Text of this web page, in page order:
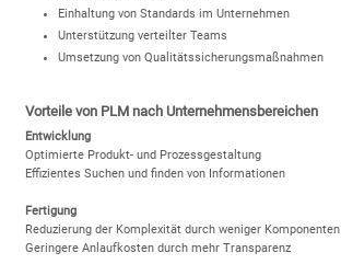
Einhaltung von Standards im Unternehmen
Unterstützung verteilter Teams
Umsetzung von Qualitätssicherungsmaßnahmen
Vorteile von PLM nach Unternehmensbereichen
Entwicklung
Optimierte Produkt- und Prozessgestaltung
Effizientes Suchen und finden von Informationen
Fertigung
Reduzierung der Komplexität durch weniger Komponenten
Geringere Anlaufkosten durch mehr Transparenz